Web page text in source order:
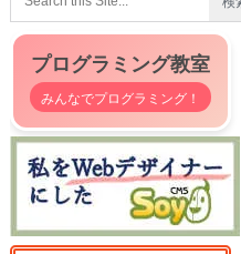
プログラミング教室
みんなでプログラミング！